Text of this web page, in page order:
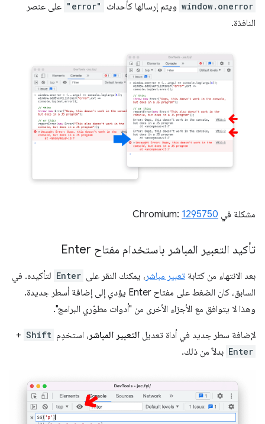
window.onerror ويتم إرسالها كأحداث "error" على عنصر
النافذة.
مشكلة في Chromium: 1295750
تأكيد التعبير المباشر باستخدام مفتاح Enter
بعد الانتهاء من كتابة تعبير مباشر ، يمكنك النقر على Enter لتأكيده. في
السابق، كان الضغط على مفتاح Enter يؤدي إلى إضافة أسطر جديدة.
وهذا لا يتوافق مع الأجزاء الأخرى من "أدوات مطوّري البرامج".
لإضافة سطر جديد في أداة تعديل التعبير المباشر ، استخدِم Shift
+
Enter بدلاً من ذلك.